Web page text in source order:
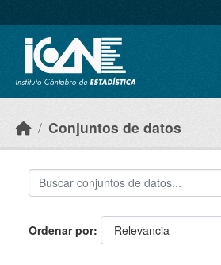
Conjuntos de datos
Ordenar por